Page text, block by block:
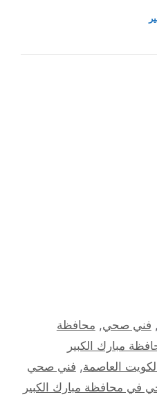
, فني صحي, محافظة
مبارك الكبير
العاصمة, فني صحي
في محافظة مبارك الكبير